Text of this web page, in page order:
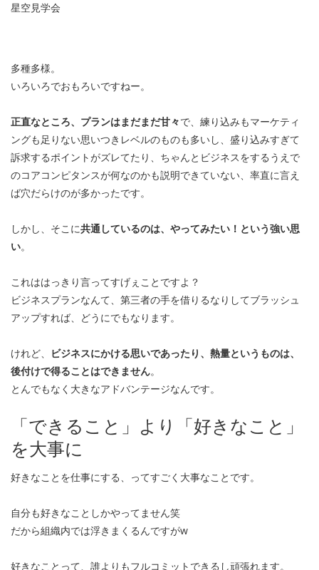
星空見学会
多種多様。
いろいろでおもろいですねー。
正直なところ、プランはまだまだ甘々で、練り込みもマーケティ
ングも足りない思いつきレベルのものも多いし、盛り込みすぎて
訴求するポイントがズレてたり、ちゃんとビジネスをするうえで
のコアコンピタンスが何なのかも説明できていない、率直に言え
ば穴だらけのが多かったです。
しかし、そこに共通しているのは、やってみたい！という強い思
い。
これははっきり言ってすげぇことですよ？
ビジネスプランなんて、第三者の手を借りるなりしてブラッシュ
アップすれば、どうにでもなります。
けれど、
ビジネスにかける思いであったり、熱量というものは、
後付けで得ることはできません。
とんでもなく大きなアドバンテージなんです。
「できること」より「好きなこと」
を大事に
好きなことを仕事にする、ってすごく大事なことです。
自分も好きなことしかやってません笑
だから組織内では浮きまくるんですがw
好きなことって、誰よりもフルコミットできるし頑張れます。